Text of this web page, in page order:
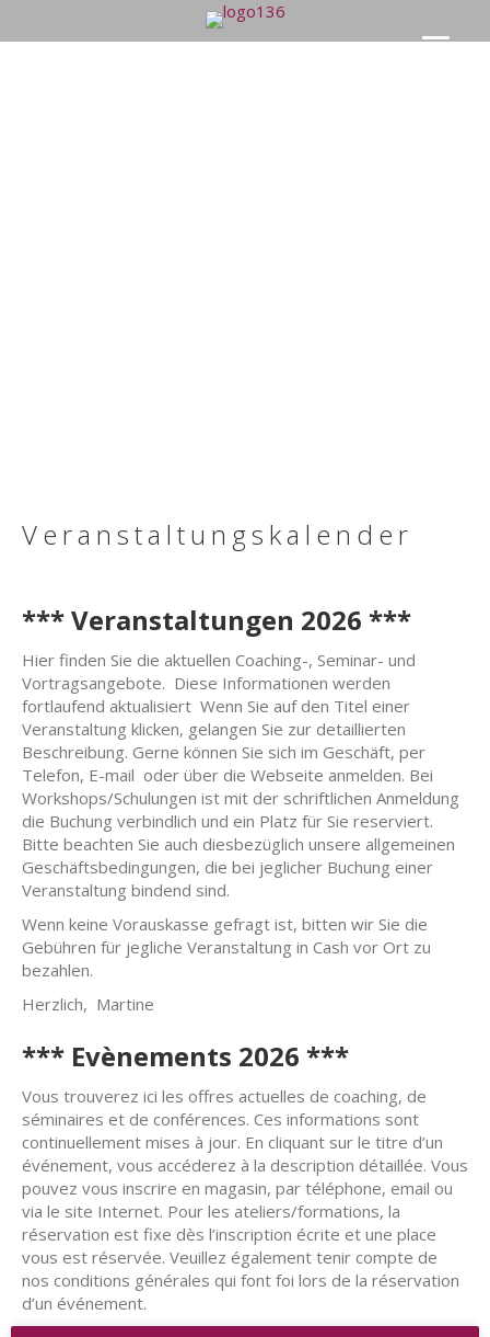
Veranstaltungskalender
*** Veranstaltungen 2026 ***
Hier finden Sie die aktuellen Coaching-, Seminar- und
Vortragsangebote. Diese Informationen werden
fortlaufend aktualisiert Wenn Sie auf den Titel einer
Veranstaltung klicken, gelangen Sie zur detaillierten
Beschreibung. Gerne können Sie sich im Geschäft, per
Telefon, E-mail oder über die Webseite anmelden. Bei
Workshops/Schulungen ist mit der schriftlichen Anmeldung
die Buchung verbindlich und ein Platz für Sie reserviert.
Bitte beachten Sie auch diesbezüglich unsere allgemeinen
Geschäftsbedingungen, die bei jeglicher Buchung einer
Veranstaltung bindend sind.
Wenn keine Vorauskasse gefragt ist, bitten wir Sie die
Gebühren für jegliche Veranstaltung in Cash vor Ort zu
bezahlen.
Herzlich, Martine
*** Evènements 2026 ***
Vous trouverez ici les offres actuelles de coaching, de
séminaires et de conférences. Ces informations sont
continuellement mises à jour. En cliquant sur le titre d’un
événement, vous accéderez à la description détaillée. Vous
pouvez vous inscrire en magasin, par téléphone, email ou
via le site Internet. Pour les ateliers/formations, la
réservation est fixe dès l’inscription écrite et une place
vous est réservée. Veuillez également tenir compte de
nos conditions générales qui font foi lors de la réservation
d’un événement.
00:00
01:00
02:00
03:00
04:00